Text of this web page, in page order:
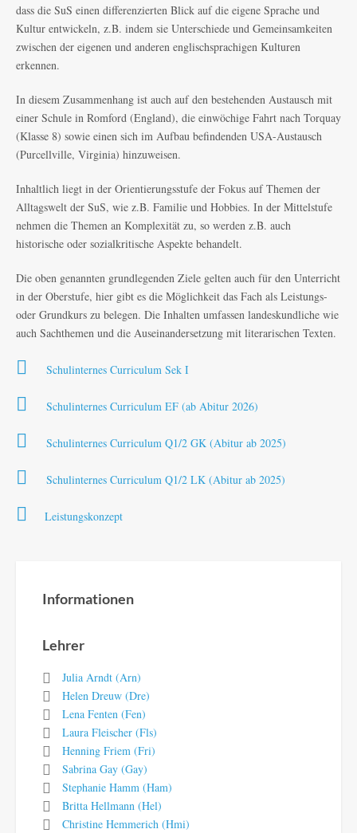
dass die SuS einen differenzierten Blick auf die eigene Sprache und
Kultur entwickeln, z.B. indem sie Unterschiede und Gemeinsamkeiten
zwischen der eigenen und anderen englischsprachigen Kulturen
erkennen.
In diesem Zusammenhang ist auch auf den bestehenden Austausch mit
einer Schule in Romford (England), die einwöchige Fahrt nach Torquay
(Klasse 8) sowie einen sich im Aufbau befindenden USA-Austausch
(Purcellville, Virginia) hinzuweisen.
Inhaltlich liegt in der Orientierungsstufe der Fokus auf Themen der
Alltagswelt der SuS, wie z.B. Familie und Hobbies. In der Mittelstufe
nehmen die Themen an Komplexität zu, so werden z.B. auch
historische oder sozialkritische Aspekte behandelt.
Die oben genannten grundlegenden Ziele gelten auch für den Unterricht
in der Oberstufe, hier gibt es die Möglichkeit das Fach als Leistungs-
oder Grundkurs zu belegen. Die Inhalten umfassen landeskundliche wie
auch Sachthemen und die Auseinandersetzung mit literarischen Texten.
Schulinternes Curriculum Sek I
Schulinternes Curriculum EF (ab Abitur 2026)
Schulinternes Curriculum Q1/2 GK (Abitur ab 2025)
Schulinternes Curriculum Q1/2 LK (Abitur ab 2025)
Leistungskonzept
Informationen
Lehrer
Julia Arndt (Arn)
Helen Dreuw (Dre)
Lena Fenten (Fen)
Laura Fleischer (Fls)
Henning Friem (Fri)
Sabrina Gay (Gay)
Stephanie Hamm (Ham)
Britta Hellmann (Hel)
Christine Hemmerich (Hmi)